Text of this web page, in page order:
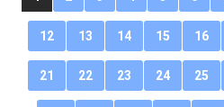
12 13 14 15 16
21 22 23 24 25